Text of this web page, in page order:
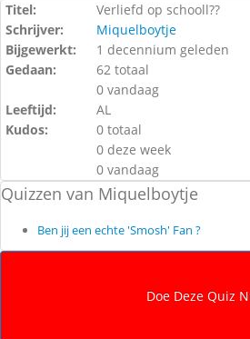
Titel:
Verliefd op schooll??
Schrijver:
Miquelboytje
Bijgewerkt:
1 decennium geleden
Gedaan:
62 totaal
0 vandaag
Leeftijd:
AL
Kudos:
0 totaal
0 deze week
0 vandaag
Quizzen van Miquelboytje
Ben jij een echte 'Smosh' Fan ?